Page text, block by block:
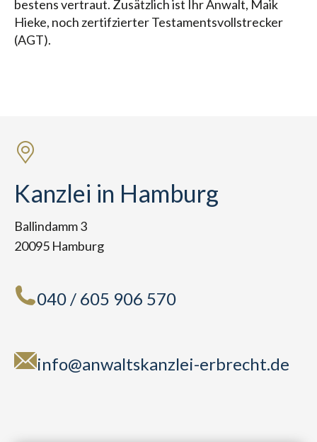
bestens vertraut. Zusätzlich ist Ihr Anwalt, Maik
Hieke, noch zertifzierter Testamentsvollstrecker
(AGT).
Kanzlei in Hamburg
Ballindamm 3
20095 Hamburg
040 / 605 906 570
info@anwaltskanzlei-erbrecht.de